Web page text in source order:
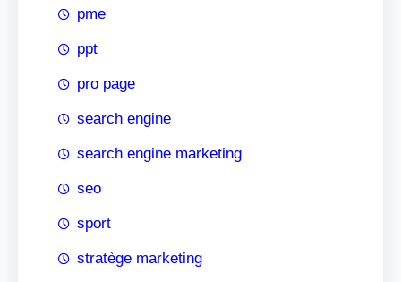
pme
ppt
pro page
search engine
search engine marketing
seo
sport
stratège marketing